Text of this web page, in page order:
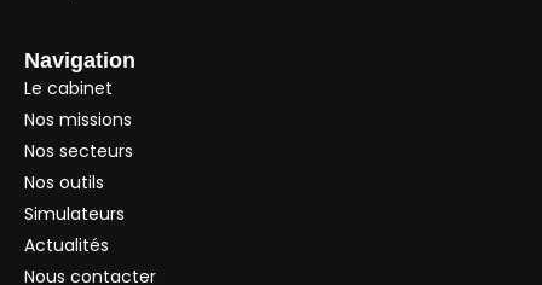
Navigation
Le cabinet
Nos missions
Nos secteurs
Nos outils
Simulateurs
Actualités
Nous contacter